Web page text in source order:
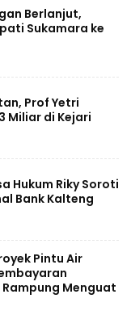
Berlanjut,
Sukamara ke
Prof Yetri
Miliar di Kejari
Hukum Riky Soroti
Bank Kalteng
Pintu Air
Menguat